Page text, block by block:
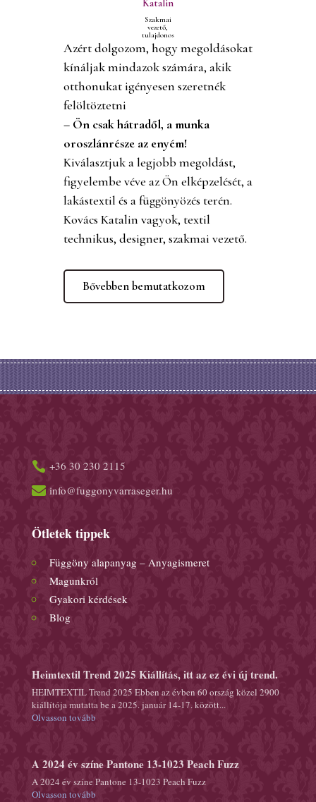
Katalin
Szakmai
vezető,
tulajdonos
Azért dolgozom, hogy megoldásokat
kínáljak mindazok számára, akik
otthonukat igényesen szeretnék
felöltöztetni
– Ön csak hátradől, a munka
oroszlánrésze az enyém!
Kiválasztjuk a legjobb megoldást,
figyelembe véve az Ön elképzelését, a
lakástextil és a függönyözés terén.
Kovács Katalin vagyok, textil
technikus, designer, szakmai vezető.
Bővebben bemutatkozom
 +36 30 230 2115
 info@fuggonyvarraseger.hu
Ötletek tippek
Függöny alapanyag – Anyagismeret
Magunkról
Gyakori kérdések
Blog
Heimtextil Trend 2025 Kiállítás, itt az ez évi új trend.
HEIMTEXTIL Trend 2025 Ebben az évben 60 ország közel 2900
kiállítója mutatta be a 2025. január 14-17. között...
Olvasson tovább
A 2024 év színe Pantone 13-1023 Peach Fuzz
A 2024 év színe Pantone 13-1023 Peach Fuzz
Olvasson tovább